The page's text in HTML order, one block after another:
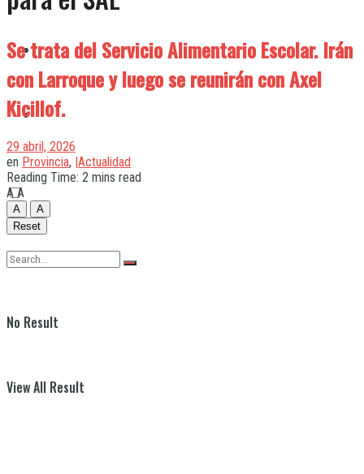
Quilmes
Varela
No Result
View All Result
Se trata del Servicio Alimentario Escolar. Irán
con Larroque y luego se reunirán con Axel
Kicillof.
29 abril, 2026
en Provincia, |Actualidad
Reading Time: 2 mins read
A A
A
A
Reset